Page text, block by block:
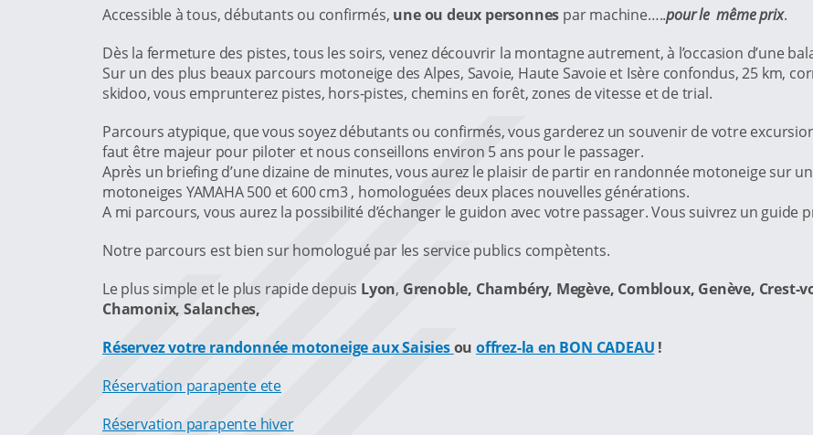
Accessible à tous, débutants ou confirmés, une ou deux personnes par machine…..pour lemêmeprix.
Dès la fermeture des pistes, tous les soirs, venez découvrir la montagne autrement, à l’occasion d’une
Sur un des plus beaux parcours motoneige des Alpes, Savoie, Haute Savoie et Isère confondus, 25 km,
skidoo, vous emprunterez pistes, hors-pistes, chemins en forêt, zones de vitesse et de trial.
Parcours atypique, que vous soyez débutants ou confirmés, vous garderez un souvenir de votre
faut être majeur pour piloter et nous conseillons environ 5 ans pour le passager.
Après un briefing d’une dizaine de minutes, vous aurez le plaisir de partir en randonnée motoneige sur
motoneiges YAMAHA 500 et 600 cm3 , homologuées deux places nouvelles générations.
A mi parcours, vous aurez la possibilité d’échanger le guidon avec votre passager. Vous suivrez un
Notre parcours est bien sur homologué par les service publics compètents.
Le plus simple et le plus rapide depuis Lyon, Grenoble, Chambéry, Megève, Combloux, Genève, Crest-
Chamonix, Salanches,
Réservez votre randonnée motoneige aux Saisiesouoffrez-la en BON CADEAU !
Réservation parapente ete
Réservation parapente hiver